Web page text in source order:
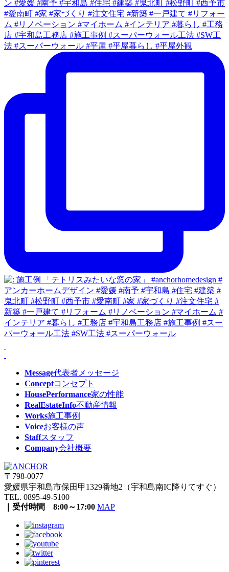
Message代表者メッセージ
Conceptコンセプト
HousePerformance家の性能
RealEstateInfo不動産情報
Works施工事例
Voiceお客様の声
Staffスタッフ
Company会社概要
〒798-0077
愛媛県宇和島市保田甲1329番地2（宇和島南IC降りてすぐ）
TEL. 0895-49-5100
｜受付時間 8:00～17:00 MAP